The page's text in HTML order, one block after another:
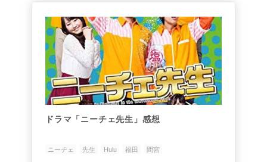
ドラマ「ニーチェ先生」感想
ニーチェ 先生 Hulu 福田 間宮